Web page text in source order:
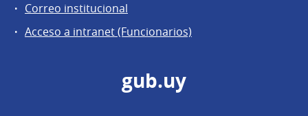
Correo institucional
Acceso a intranet (Funcionarios)
gub.uy